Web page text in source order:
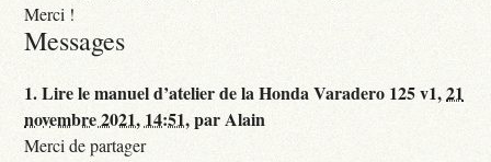
Merci !
Messages
1.Lire le manuel d’atelier de la Honda Varadero 125 v1,21
novembre 2021, 14:51,parAlain
Merci de partager